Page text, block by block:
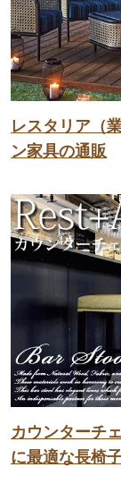
レスタリア（
ン家具の通販
カウンターチ
に最適な長椅